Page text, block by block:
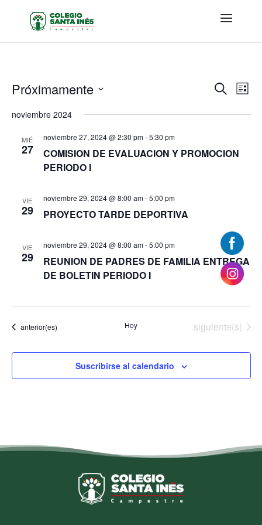
vistas
Buscar
de
Lista
Próximamente
fecha.
noviembre 2024
MIÉ
27
noviembre 27, 2024 @ 2:30 pm-5:30 pm
COMISION DE EVALUACION Y PROMOCION
PERIODO I
VIE
29
noviembre 29, 2024 @ 8:00 am-5:00 pm
PROYECTO TARDE DEPORTIVA
VIE
29
noviembre 29, 2024 @ 8:00 am-5:00 pm
REUNION DE PADRES DE FAMILIA ENTREGA
DE BOLETIN PERIODO I
Eventos
anterior(es) Hoy Eventos
siguiente(s)
Suscribirse al calendario